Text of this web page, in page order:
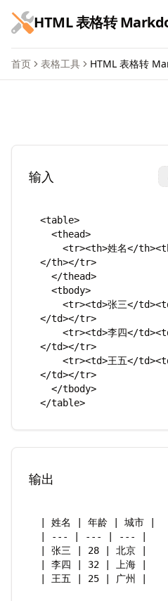
跳到主要内容
HTML 表格转
首页 表格工具 HTML 表格转
HTML 表格转
输入
输出